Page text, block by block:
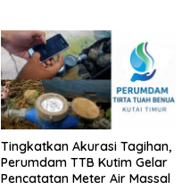
Tingkatkan Akurasi Tagihan,
Perumdam TTB Kutim Gelar
Pencatatan Meter Air Massal